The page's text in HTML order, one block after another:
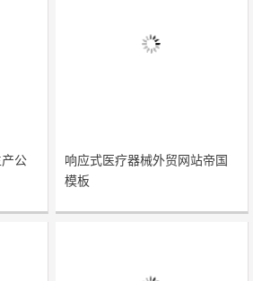
公
响应式医疗器械外贸网站帝国
模板